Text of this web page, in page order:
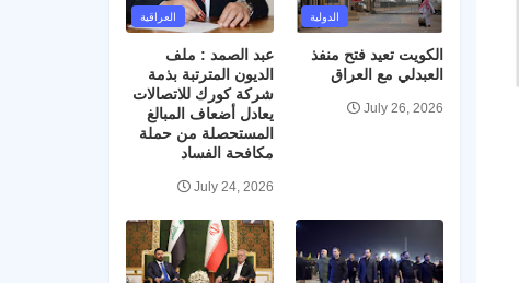
الدولية
الكويت تعيد فتح منفذ
العبدلي مع العراق
July 26, 2026
العراقية
عبد الصمد : ملف
الديون المترتبة بذمة
شركة كورك للاتصالات
يعادل أضعاف المبالغ
المستحصلة من حملة
مكافحة الفساد
July 24, 2026